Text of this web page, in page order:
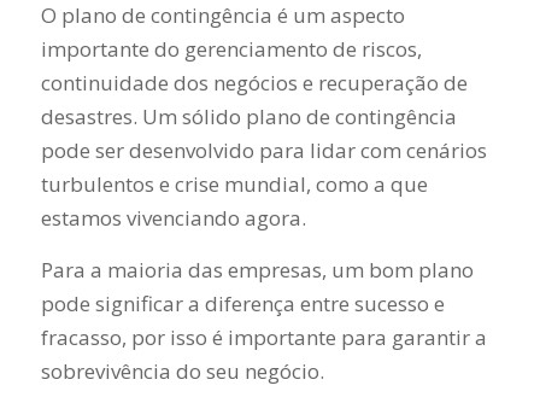
O plano de contingência é um aspecto
importante do gerenciamento de riscos,
continuidade dos negócios e recuperação de
desastres. Um sólido plano de contingência
pode ser desenvolvido para lidar com cenários
turbulentos e crise mundial, como a que
estamos vivenciando agora.
Para a maioria das empresas, um bom plano
pode significar a diferença entre sucesso e
fracasso, por isso é importante para garantir a
sobrevivência do seu negócio.